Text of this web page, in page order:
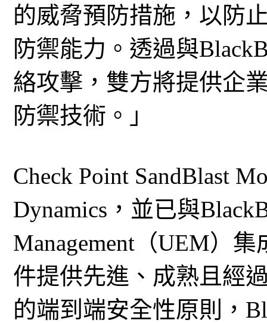
的威脅預防措施，以防
防禦能力。透過與
絡攻擊，雙方將提供企
防禦技術。」
Check Point SandBlast
Dynamics，並已與
Management（UEM）
件提供先進、成熟且經
的端到端安全性原則，